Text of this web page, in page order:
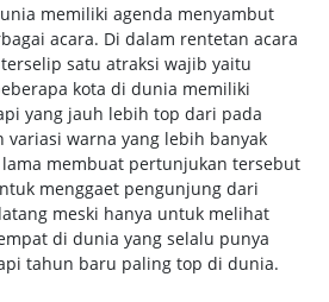
memiliki agenda menyambut
acara. Di dalam rentetan acara
satu atraksi wajib yaitu
kota di dunia memiliki
yang jauh lebih top dari pada
variasi warna yang lebih banyak
membuat pertunjukan tersebut
menggaet pengunjung dari
meski hanya untuk melihat
di dunia yang selalu punya
tahun baru paling top di dunia.